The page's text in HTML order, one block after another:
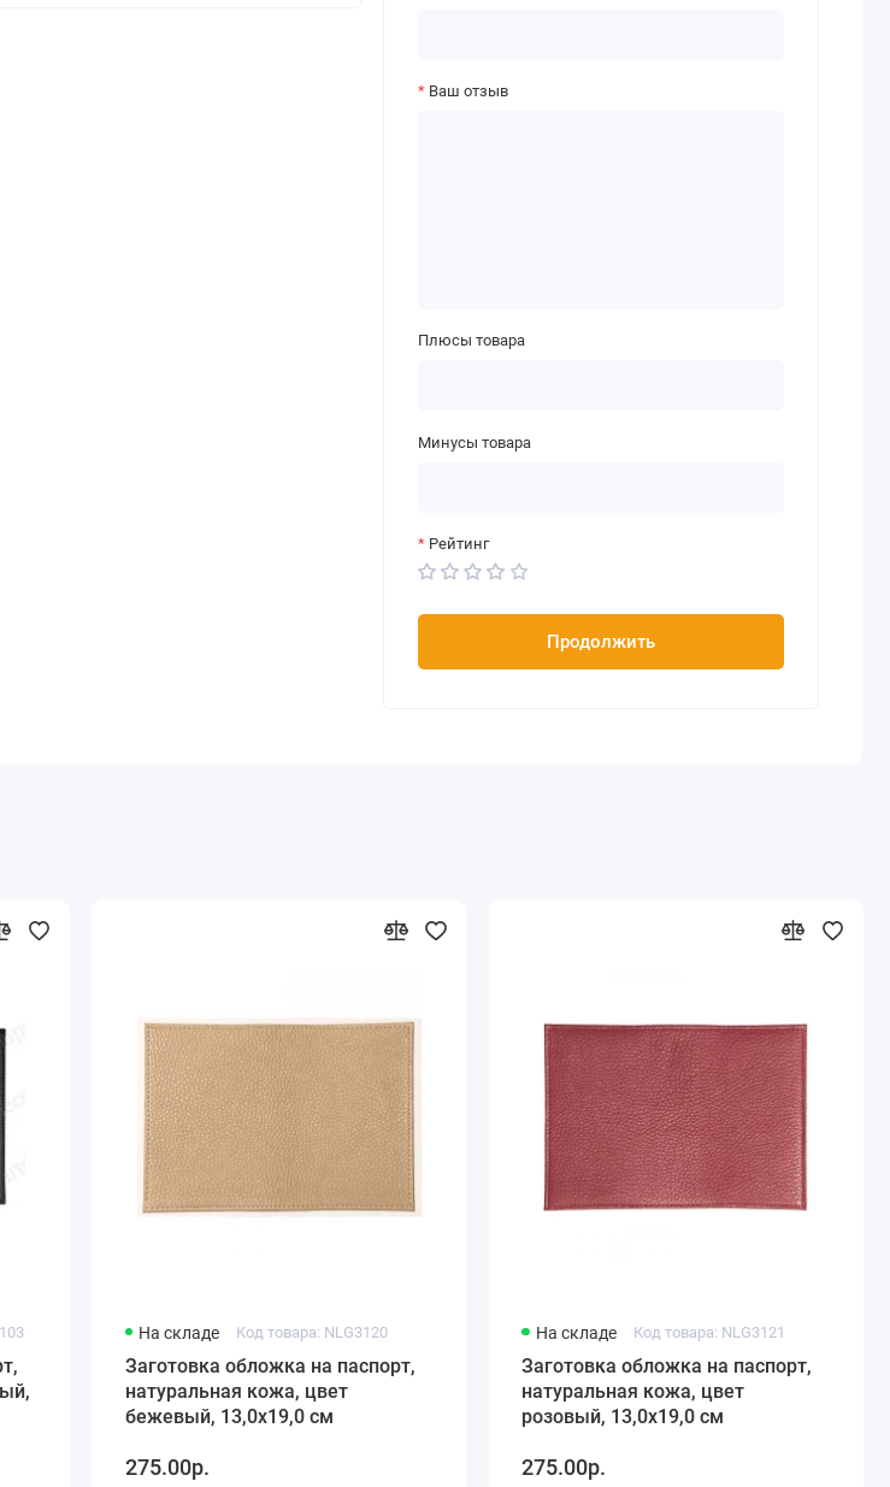
Ваш отзыв
Плюсы товара
Минусы товара
Рейтинг
Продолжить
На складе Код товара: NLG3120
Заготовка обложка на паспорт,
натуральная кожа, цвет
бежевый, 13,0х19,0 см
275.00р.
На складе Код товара: NLG3121
Заготовка обложка на паспорт,
натуральная кожа, цвет
розовый, 13,0х19,0 см
275.00р.